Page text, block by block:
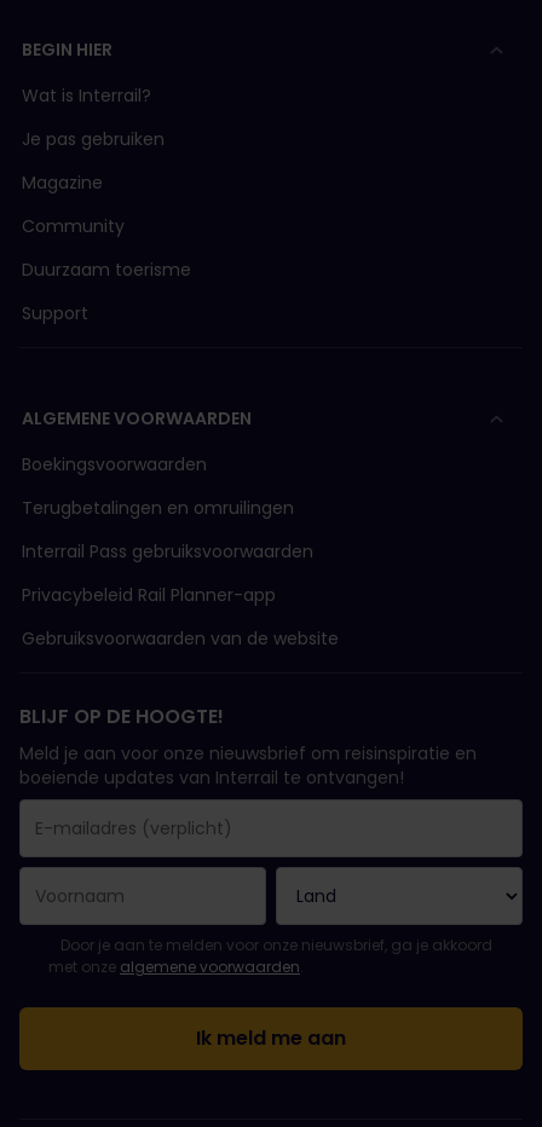
BEGIN HIER
Wat is Interrail?
Je pas gebruiken
Magazine
Community
Duurzaam toerisme
Support
ALGEMENE VOORWAARDEN
Boekingsvoorwaarden
Terugbetalingen en omruilingen
Interrail Pass gebruiksvoorwaarden
Privacybeleid Rail Planner-app
Gebruiksvoorwaarden van de website
BLIJF OP DE HOOGTE!
Meld je aan voor onze nieuwsbrief om reisinspiratie en
boeiende updates van Interrail te ontvangen!
Je inschrijving is gelukt..
E-mailadres is een verplicht veld!
E-mailadres is ongeldig!
Fout bij het abonneren op de nieuwsbrief. Probeer het later
Je hebt je al geabonneerd op deze nieuwsbrief!
Ga akkoord met de algemene voorwaarden om je in te
Door je aan te melden voor onze nieuwsbrief, ga je akkoord
met onze algemene voorwaarden.